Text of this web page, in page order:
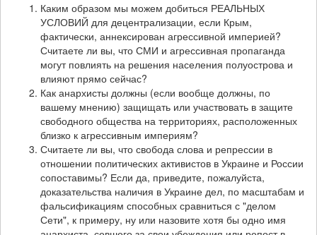
Каким образом мы можем добиться РЕАЛЬНЫХ
УСЛОВИЙ для децентрализации, если Крым,
фактически, аннексирован агрессивной империей?
Считаете ли вы, что СМИ и агрессивная пропаганда
могут повлиять на решения населения полуострова и
влияют прямо сейчас?
Как анархисты должны (если вообще должны, по
вашему мнению) защищать или участвовать в защите
свободного общества на территориях, расположенных
близко к агрессивным империям?
Считаете ли вы, что свобода слова и репрессии в
отношении политических активистов в Украине и России
сопоставимы? Если да, приведите, пожалуйста,
доказательства наличия в Украине дел, по масштабам и
фальсификациям способных сравниться с "делом
Сети", к примеру, ну или назовите хотя бы одно имя